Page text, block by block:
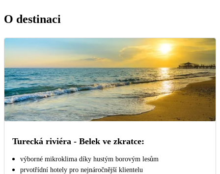
O destinaci
Turecká riviéra - Belek ve zkratce:
výborné mikroklima díky hustým borovým lesům
prvotřídní hotely pro nejnáročnější klientelu